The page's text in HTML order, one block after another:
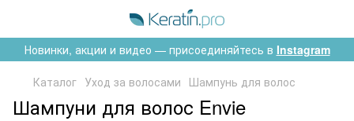
Новинки, акции и видео — присоединяйтесь в Instagram
Каталог Уход за волосами Шампунь для волос
Шампуни для волос Envie